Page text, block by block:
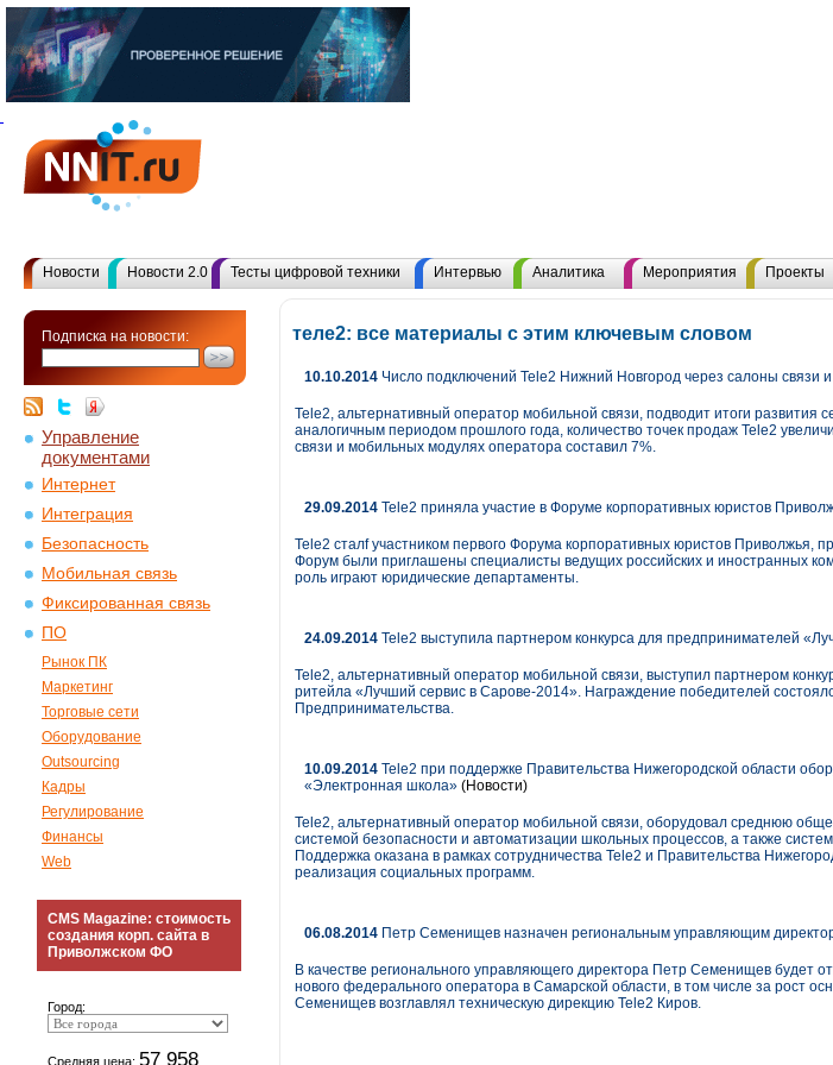
Новости Новости 2.0 Тесты цифровой техники Интервью Аналитика Мероприятия Проекты
Подписка на новости:
Управление
документами
Интернет
Интеграция
Безопасность
Мобильная связь
Фиксированная связь
ПО
Рынок ПК
Маркетинг
Торговые сети
Оборудование
Outsourcing
Кадры
Регулирование
Финансы
Web
CMS Magazine: стоимость
создания корп. сайта в
Приволжском ФО
Город:
Средняя цена: 57 958
теле2: все материалы с этим ключевым словом
10.10.2014 Число подключений Tele2 Нижний Новгород через салоны связи
Tele2, альтернативный оператор мобильной связи, подводит итоги развития
аналогичным периодом прошлого года, количество точек продаж Tele2
связи и мобильных модулях оператора составил 7%.
29.09.2014 Tele2 приняла участие в Форуме корпоративных юристов
Tele2 сталf участником первого Форума корпоративных юристов
Форум были приглашены специалисты ведущих российских и иностранных
роль играют юридические департаменты.
24.09.2014 Tele2 выступила партнером конкурса для предпринимателей
Tele2, альтернативный оператор мобильной связи, выступил партнером
ритейла «Лучший сервис в Сарове-2014». Награждение победителей
Предпринимательства.
10.09.2014 Tele2 при поддержке Правительства Нижегородской области
«Электронная школа» (Новости)
Tele2, альтернативный оператор мобильной связи, оборудовал среднюю
системой безопасности и автоматизации школьных процессов, а также
Поддержка оказана в рамках сотрудничества Tele2 и Правительства
реализация социальных программ.
06.08.2014 Петр Семенищев назначен региональным управляющим
В качестве регионального управляющего директора Петр Семенищев будет
нового федерального оператора в Самарской области, в том числе за рост
Семенищев возглавлял техническую дирекцию Tele2 Киров.